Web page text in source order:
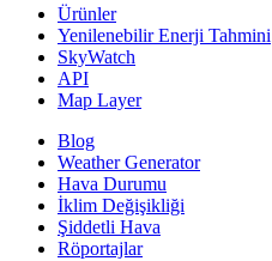
Ürünler
Yenilenebilir Enerji Tahmini
SkyWatch
API
Map Layer
Blog
Weather Generator
Hava Durumu
İklim Değişikliği
Şiddetli Hava
Röportajlar